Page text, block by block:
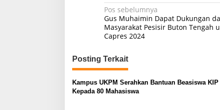
N
a
v
i
g
a
s
Pos sebelumnya
Gus Muhaimin Dapat Dukungan
Masyarakat Pesisir Buton Tengah
Capres 2024
Posting Terkait
Kampus UKPM Serahkan Bantuan Beasiswa
Kepada 80 Mahasiswa